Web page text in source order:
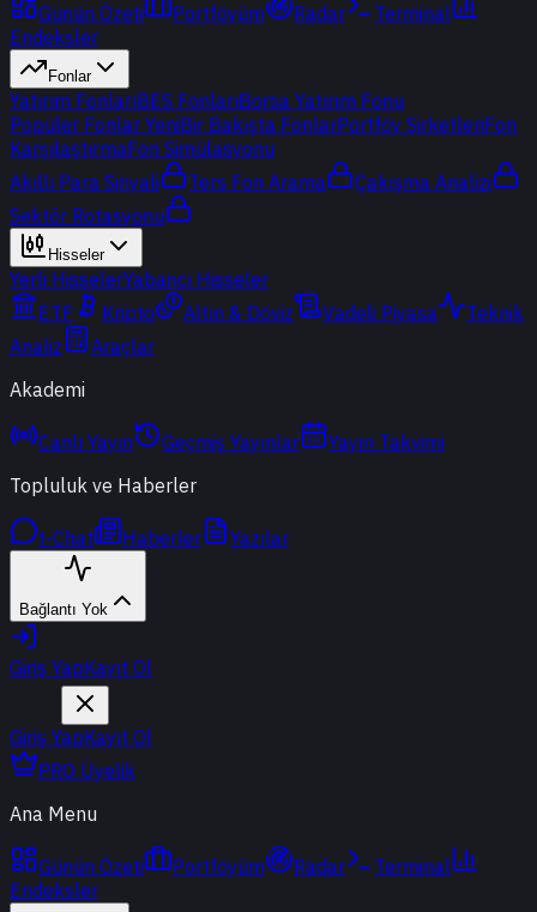
Günün Özeti Portföyüm Radar
Terminal
Endeksler
Fonlar
Yatırım FonlarıBES FonlarıBorsa Yatırım Fonu
Popüler Fonlar YeniBir Bakışta FonlarPortföy ŞirketleriFon
KarşılaştırmaFon Simülasyonu
Akıllı Para Sinyali
Ters Fon Arama
Çakışma Analizi
Sektör Rotasyonu
Hisseler
Yerli HisselerYabancı Hisseler
ETF
Kripto Altın & Döviz Vadeli Piyasa
Teknik
Analiz
Araçlar
Akademi
Canlı Yayın Geçmiş Yayınlar
Yayın Takvimi
Topluluk ve Haberler
t-Chat Haberler Yazılar
Bağlantı Yok
Giriş YapKayıt Ol
Giriş YapKayıt Ol
PRO Üyelik
Ana Menu
Günün Özeti Portföyüm Radar
Terminal
Endeksler